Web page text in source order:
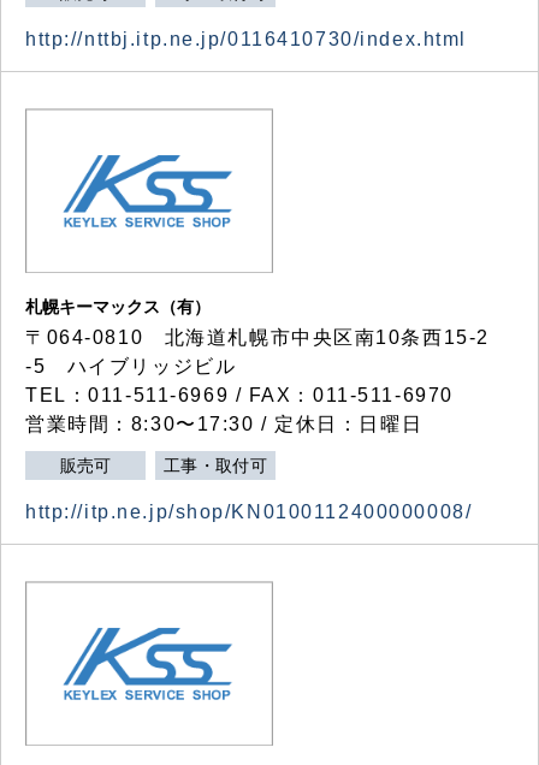
http://nttbj.itp.ne.jp/0116410730/index.html
札幌キーマックス（有）
〒064-0810 北海道札幌市中央区南10条西15-2
-5 ハイブリッジビル
TEL：011-511-6969 / FAX：011-511-6970
営業時間：8:30〜17:30 / 定休日：日曜日
販売可 工事・取付可
http://itp.ne.jp/shop/KN0100112400000008/